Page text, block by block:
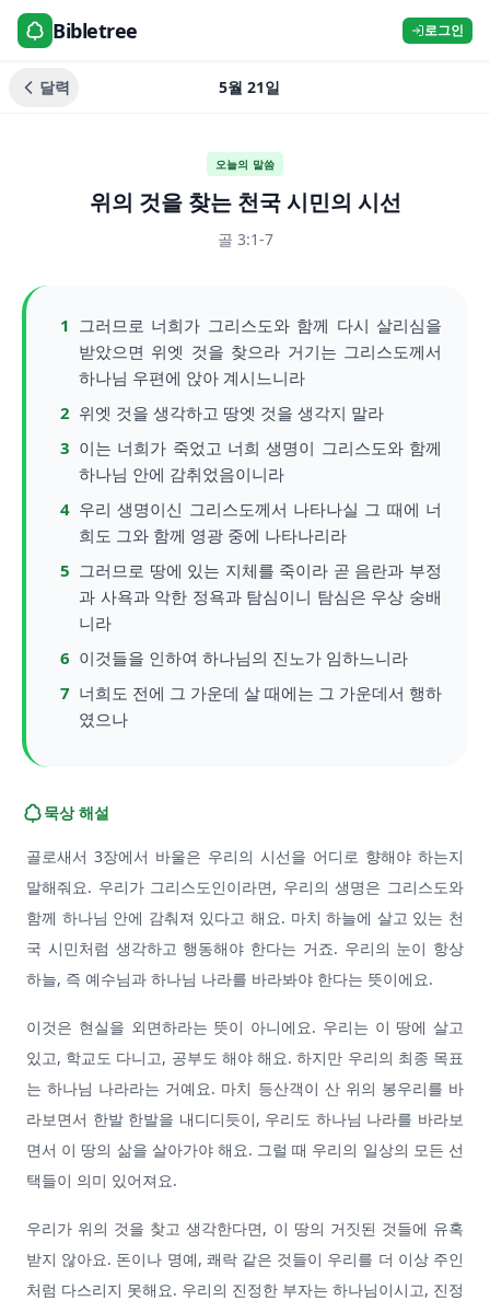
Bibletree 로그인
달력 5월 21일
오늘의 말씀
위의 것을 찾는 천국 시민의 시선
골 3:1-7
1 그러므로 너희가 그리스도와 함께 다시 살리심을
받았으면 위엣 것을 찾으라 거기는 그리스도께서
하나님 우편에 앉아 계시느니라
2 위엣 것을 생각하고 땅엣 것을 생각지 말라
3 이는 너희가 죽었고 너희 생명이 그리스도와 함께
하나님 안에 감취었음이니라
4 우리 생명이신 그리스도께서 나타나실 그 때에 너
희도 그와 함께 영광 중에 나타나리라
5 그러므로 땅에 있는 지체를 죽이라 곧 음란과 부정
과 사욕과 악한 정욕과 탐심이니 탐심은 우상 숭배
니라
6 이것들을 인하여 하나님의 진노가 임하느니라
7 너희도 전에 그 가운데 살 때에는 그 가운데서 행하
였으나
묵상 해설
골로새서 3장에서 바울은 우리의 시선을 어디로 향해야 하는지
말해줘요. 우리가 그리스도인이라면, 우리의 생명은 그리스도와
함께 하나님 안에 감춰져 있다고 해요. 마치 하늘에 살고 있는 천
국 시민처럼 생각하고 행동해야 한다는 거죠. 우리의 눈이 항상
하늘, 즉 예수님과 하나님 나라를 바라봐야 한다는 뜻이에요.
이것은 현실을 외면하라는 뜻이 아니에요. 우리는 이 땅에 살고
있고, 학교도 다니고, 공부도 해야 해요. 하지만 우리의 최종 목표
는 하나님 나라라는 거예요. 마치 등산객이 산 위의 봉우리를 바
라보면서 한발 한발을 내디디듯이, 우리도 하나님 나라를 바라보
면서 이 땅의 삶을 살아가야 해요. 그럴 때 우리의 일상의 모든 선
택들이 의미 있어져요.
우리가 위의 것을 찾고 생각한다면, 이 땅의 거짓된 것들에 유혹
받지 않아요. 돈이나 명예, 쾌락 같은 것들이 우리를 더 이상 주인
처럼 다스리지 못해요. 우리의 진정한 부자는 하나님이시고, 진정